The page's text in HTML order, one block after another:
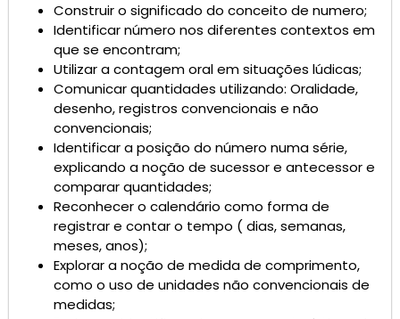
Construir o significado do conceito de numero;
Identificar número nos diferentes contextos em
que se encontram;
Utilizar a contagem oral em situações lúdicas;
Comunicar quantidades utilizando: Oralidade,
desenho, registros convencionais e não
convencionais;
Identificar a posição do número numa série,
explicando a noção de sucessor e antecessor e
comparar quantidades;
Reconhecer o calendário como forma de
registrar e contar o tempo ( dias, semanas,
meses, anos);
Explorar a noção de medida de comprimento,
como o uso de unidades não convencionais de
medidas;